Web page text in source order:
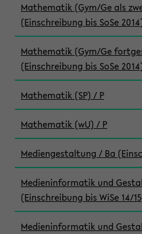
Mathematik (Gym/Ge als
(Einschreibung bis SoSe
Mathematik (Gym/Ge
(Einschreibung bis SoSe
Mathematik (SP) / P
Mathematik (wU) / P
Mediengestaltung / Ba
Medieninformatik und
(Einschreibung bis WiSe 14/
Medieninformatik und